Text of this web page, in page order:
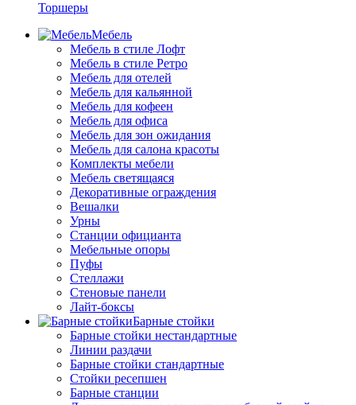
Торшеры
Мебель
Мебель в стиле Лофт
Мебель в стиле Ретро
Мебель для отелей
Мебель для кальянной
Мебель для кофеен
Мебель для офиса
Мебель для зон ожидания
Мебель для салона красоты
Комплекты мебели
Мебель светящаяся
Декоративные ограждения
Вешалки
Урны
Станции официанта
Мебельные опоры
Пуфы
Стеллажи
Стеновые панели
Лайт-боксы
Барные стойки
Барные стойки нестандартные
Линии раздачи
Барные стойки стандартные
Стойки ресепшен
Барные станции